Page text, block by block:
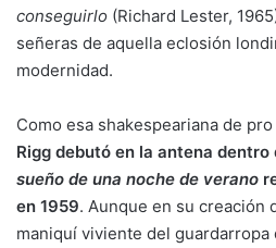
conseguirlo (Richard Lester,
señeras de aquella eclosión
modernidad.
Como esa shakespeariana de
Rigg debutó en la antena
sueño de una noche de verano
en 1959. Aunque en su creación
maniquí viviente del